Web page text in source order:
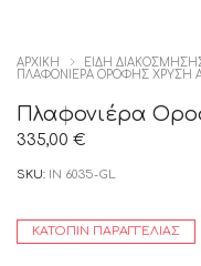
ΑΡΧΙΚΉ ΕΙΔΗ ΔΙΑΚΟΣΜΗΣΗΣ
ΠΛΑΦΟΝΙΈΡΑ ΟΡΟΦΉΣ ΧΡΥΣΉ
Πλαφονιέρα
335,00 €
SKU: IN 6035-GL
ΚΑΤΌΠΙΝ ΠΑΡΑΓΓΕΛΊΑΣ